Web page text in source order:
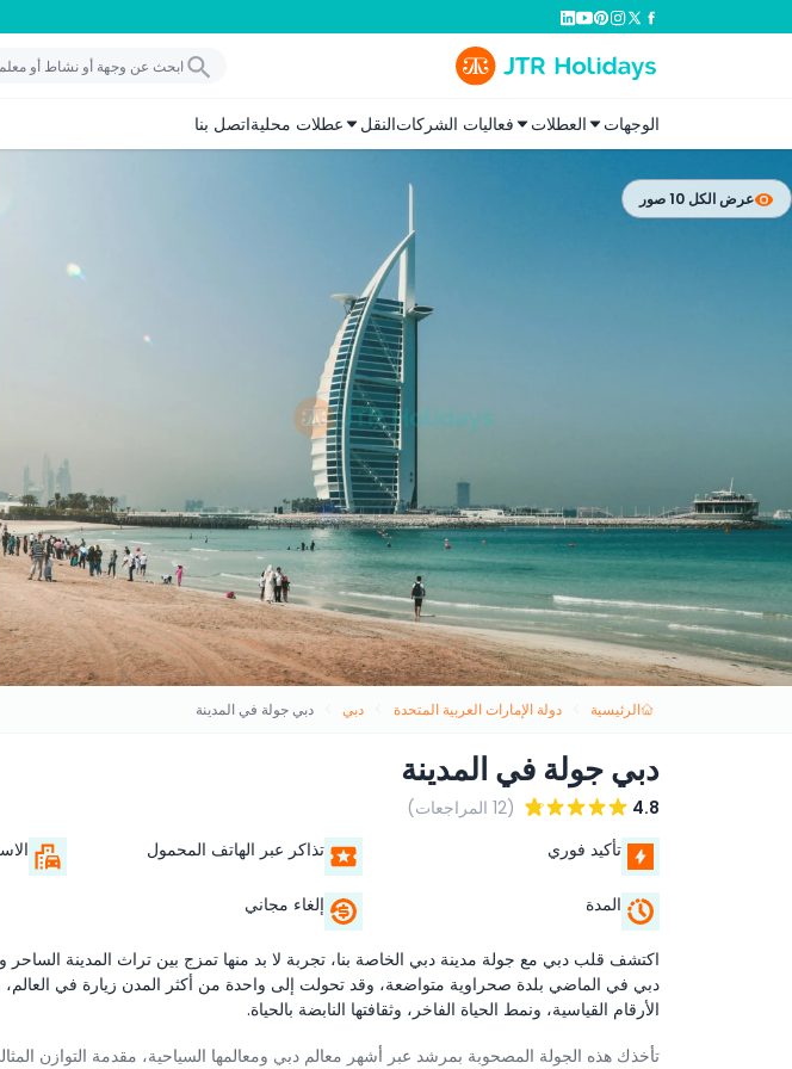
الوجهات العطلات فعاليات الشركاتالنقل عطلات محليةاتصل بنا
عرض الكل 10 صور
الرئيسية دولة الإمارات العربية المتحدة دبي دبي جولة في المدينة
دبي جولة في المدينة
4.8
(12 المراجعات)
تأكيد فوري
تذاكر عبر الهاتف المحمول
المدة إلغاء مجاني
اكتشف قلب دبي مع جولة مدينة دبي الخاصة بنا، تجربة لا بد منها تمزج بين تراث المدينة الساحر
دبي في الماضي بلدة صحراوية متواضعة، وقد تحولت إلى واحدة من أكثر المدن زيارة في العالم،
الأرقام القياسية، ونمط الحياة الفاخر، وثقافتها النابضة بالحياة.
تأخذك هذه الجولة المصحوبة بمرشد عبر أشهر معالم دبي ومعالمها السياحية، مقدمة التوازن